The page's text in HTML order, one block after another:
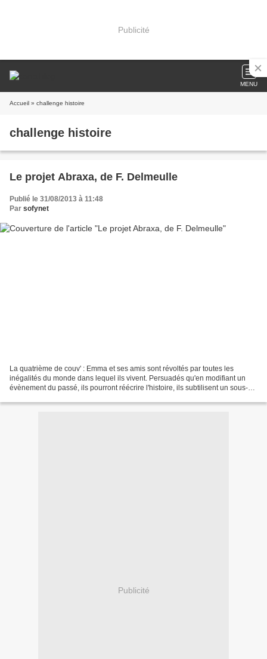
Publicité
MENU
Accueil » challenge histoire
challenge histoire
Le projet Abraxa, de F. Delmeulle
Publié le 31/08/2013 à 11:48
Par sofynet
La quatrième de couv' : Emma et ses amis sont révoltés par toutes les
inégalités du monde dans lequel ils vivent. Persuadés qu'en modifiant un
évènement du passé, ils pourront réécrire l'histoire, ils subtilisent un sous-
Publicité